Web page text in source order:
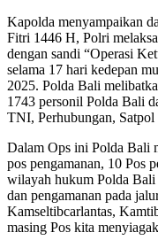
Kapolda menyampaikan
Fitri 1446 H, Polri
dengan sandi “Operasi
selama 17 hari kedepan
2025. Polda Bali
1743 personil Polda Bali
TNI, Perhubungan,
Dalam Ops ini Polda Bali
pos pengamanan, 10 Pos
wilayah hukum Polda Bali
dan pengamanan pada
Kamseltibcarlantas,
masing Pos kita